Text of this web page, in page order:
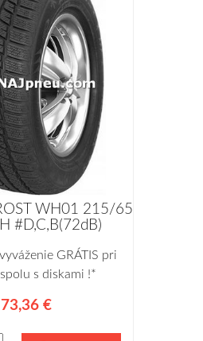
WH01 215/65
#D,C,B(72dB)
GRÁTIS pri
s diskami !*
73,36 €